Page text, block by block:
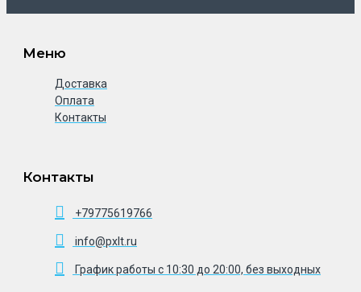
Меню
Доставка
Оплата
Контакты
Контакты
+79775619766
info@pxlt.ru
График работы с 10:30 до 20:00, без выходных